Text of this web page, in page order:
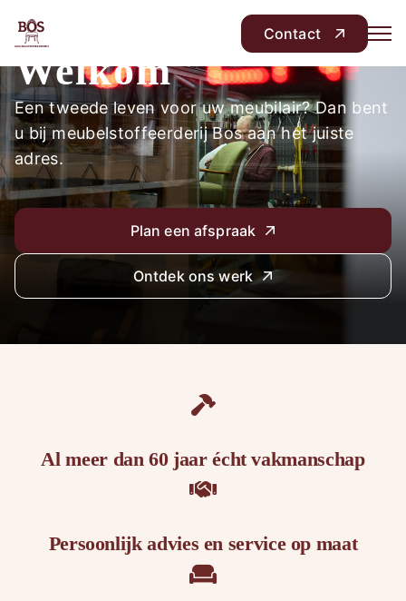
Contact
Welkom
Een tweede leven voor uw meubilair? Dan bent
u bij meubelstoffeerderij Bos aan het juiste
adres.
Plan een afspraak
Ontdek ons werk
Al meer dan 60 jaar écht vakmanschap
Persoonlijk advies en service op maat